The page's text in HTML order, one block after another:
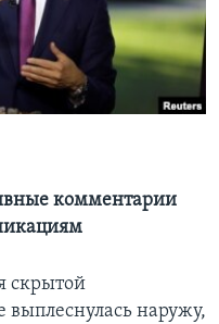
комментарии
скрытой
наружу,